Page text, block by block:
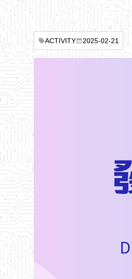
sellACTIVITYcalendar_month 2025-02-21